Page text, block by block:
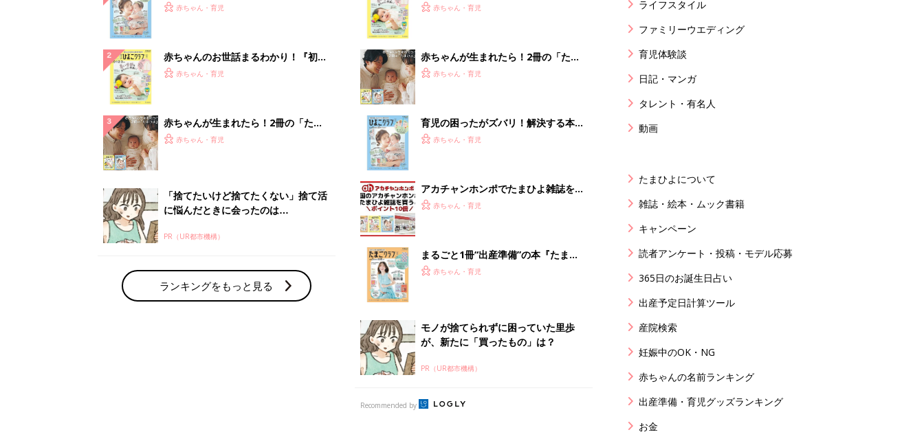
『ひよこクラブ 夏号』 4カ月～2才
赤ちゃん・育児
赤ちゃんのお世話まるわかり！『初め
てのひよこクラブ 夏号』〈巻頭大特
赤ちゃん・育児
赤ちゃんが生まれたら！2冊の「たま
ひよ」
赤ちゃん・育児
「捨てたいけど捨てたくない」捨て活
に悩んだときに会ったのは…
PR（UR都市機構）
ランキングをもっと見る
てのひよこクラブ 夏号』〈巻頭大特
赤ちゃん・育児
赤ちゃんが生まれたら！2冊の「たま
ひよ」
赤ちゃん・育児
育児の困ったがズバリ！解決する本
『ひよこクラブ 夏号』 4カ月～2才
赤ちゃん・育児
アカチャンホンポでたまひよ雑誌を買
うとポイント10倍【期間限定】
赤ちゃん・育児
まるごと1冊“出産準備”の本『たまご
クラブ 夏号』〈スペシャル大特集〉
赤ちゃん・育児
モノが捨てられずに困っていた里歩
が、新たに「買ったもの」は？
PR（UR都市機構）
Recommended by
ライフスタイル
ファミリーウエディング
育児体験談
日記・マンガ
タレント・有名人
動画
たまひよについて
雑誌・絵本・ムック書籍
キャンペーン
読者アンケート・投稿・モデル応募
365日のお誕生日占い
出産予定日計算ツール
産院検索
妊娠中のOK・NG
赤ちゃんの名前ランキング
出産準備・育児グッズランキング
お金